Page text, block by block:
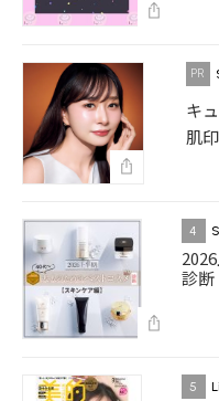
キ
肌
4
診
5